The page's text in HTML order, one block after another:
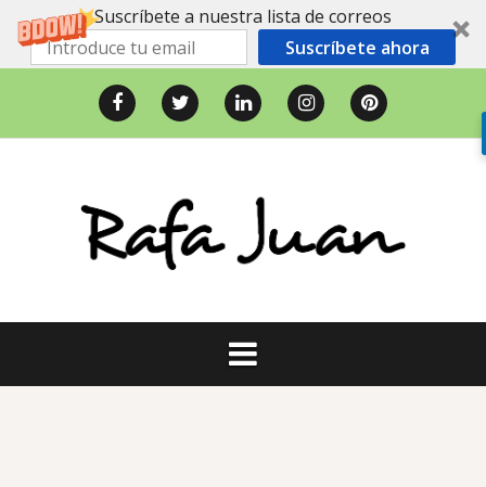
Suscríbete a nuestra lista de correos
Suscríbete ahora
contenido
FacebookTwitter LinkedInInstagramPinterest